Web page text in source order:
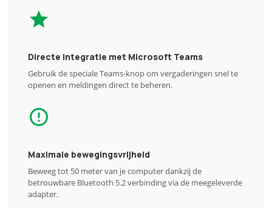
Directe integratie met Microsoft Teams
Gebruik de speciale Teams-knop om vergaderingen snel te
openen en meldingen direct te beheren.
Maximale bewegingsvrijheid
Beweeg tot 50 meter van je computer dankzij de
betrouwbare Bluetooth 5.2 verbinding via de meegeleverde
adapter.